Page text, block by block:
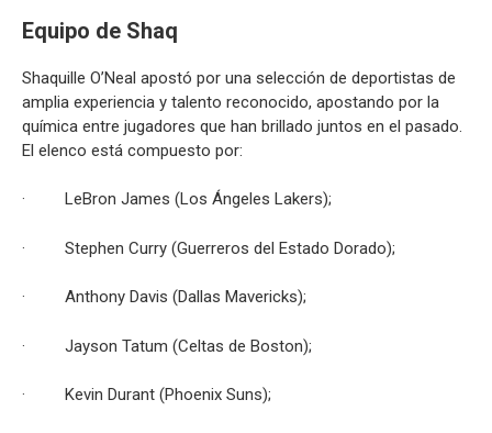
Equipo de Shaq
Shaquille O’Neal apostó por una selección de deportistas de
amplia experiencia y talento reconocido, apostando por la
química entre jugadores que han brillado juntos en el pasado.
El elenco está compuesto por:
· LeBron James (Los Ángeles Lakers);
· Stephen Curry (Guerreros del Estado Dorado);
· Anthony Davis (Dallas Mavericks);
· Jayson Tatum (Celtas de Boston);
· Kevin Durant (Phoenix Suns);